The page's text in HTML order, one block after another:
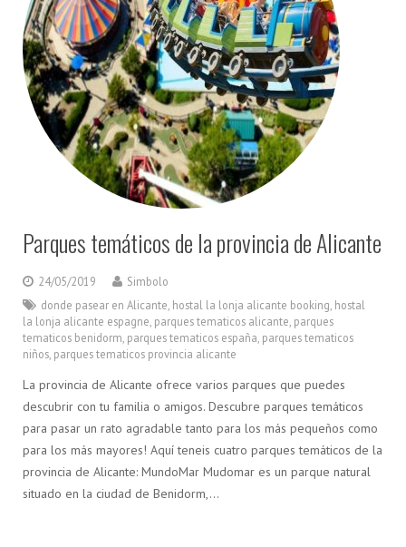
Parques temáticos de la provincia de Alicante
24/05/2019
Simbolo
donde pasear en Alicante hostal la lonja alicante booking hostal
la lonja alicante espagne parques tematicos alicante parques
tematicos benidorm parques tematicos españa parques tematicos
niños parques tematicos provincia alicante
La provincia de Alicante ofrece varios parques que puedes
descubrir con tu familia o amigos. Descubre parques temáticos
para pasar un rato agradable tanto para los más pequeños como
para los más mayores! Aquí teneis cuatro parques temáticos de la
provincia de Alicante: MundoMar Mudomar es un parque natural
situado en la ciudad de Benidorm,…